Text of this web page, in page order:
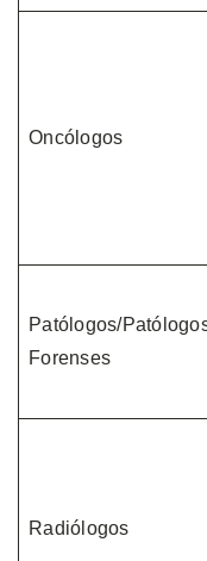
Oncólogos
Patólogos/
Forenses
Radiólogos